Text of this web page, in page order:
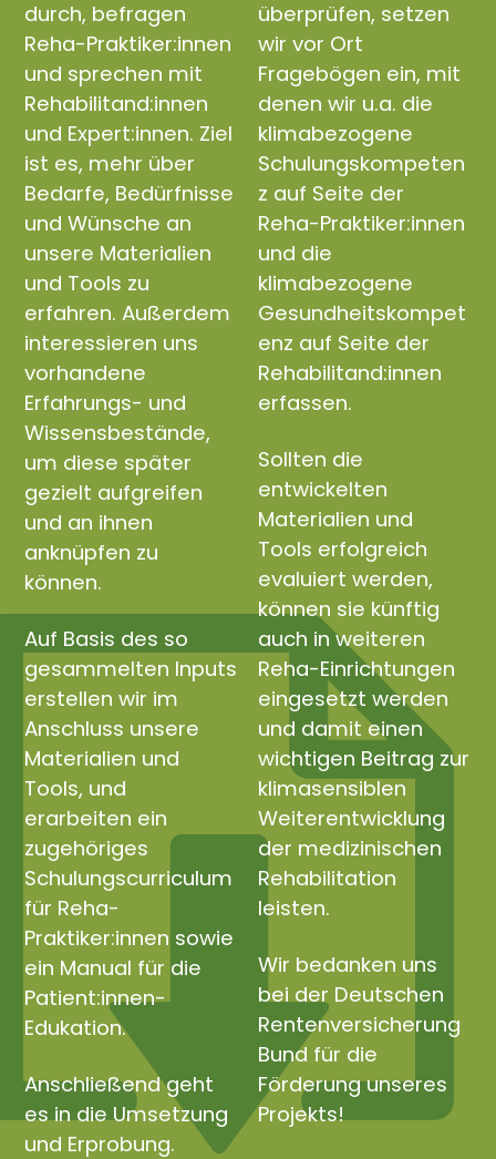
durch, befragen
Reha-Praktiker:innen
und sprechen mit
Rehabilitand:innen
und Expert:innen. Ziel
ist es, mehr über
Bedarfe, Bedürfnisse
und Wünsche an
unsere Materialien
und Tools zu
erfahren. Außerdem
interessieren uns
vorhandene
Erfahrungs- und
Wissensbestände,
um diese später
gezielt aufgreifen
und an ihnen
anknüpfen zu
können.
Auf Basis des so
gesammelten Inputs
erstellen wir im
Anschluss unsere
Materialien und
Tools, und
erarbeiten ein
zugehöriges
Schulungscurriculum
für Reha-
Praktiker:innen sowie
ein Manual für die
Patient:innen-
Edukation.
Anschließend geht
es in die Umsetzung
und Erprobung.
überprüfen, setzen
wir vor Ort
Fragebögen ein, mit
denen wir u.a. die
klimabezogene
Schulungskompeten
z auf Seite der
Reha-Praktiker:innen
und die
klimabezogene
Gesundheitskompet
enz auf Seite der
Rehabilitand:innen
erfassen.
Sollten die
entwickelten
Materialien und
Tools erfolgreich
evaluiert werden,
können sie künftig
auch in weiteren
Reha-Einrichtungen
eingesetzt werden
und damit einen
wichtigen Beitrag zur
klimasensiblen
Weiterentwicklung
der medizinischen
Rehabilitation
leisten.
Wir bedanken uns
bei der Deutschen
Rentenversicherung
Bund für die
Förderung unseres
Projekts!